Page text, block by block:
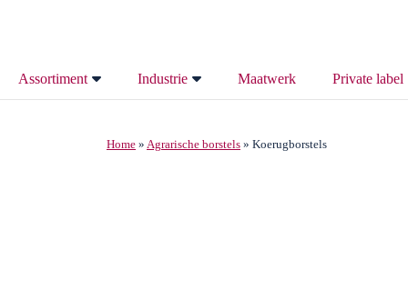
Assortiment Industrie Maatwerk Private label
Home » Agrarische borstels » Koerugborstels